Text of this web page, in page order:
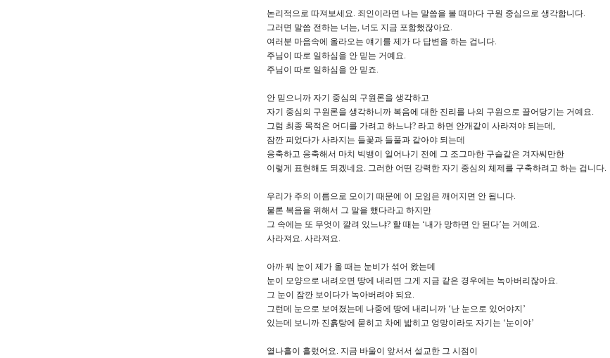
논리적으로 따져보세요. 죄인이라면 나는 말씀을 볼 때마다 구원 중심으로 생각합니다.
그러면 말씀 전하는 너는, 너도 지금 포함했잖아요.
여러분 마음속에 올라오는 얘기를 제가 다 답변을 하는 겁니다.
주님이 따로 일하심을 안 믿는 거예요.
주님이 따로 일하심을 안 믿죠.
안 믿으니까 자기 중심의 구원론을 생각하고
자기 중심의 구원론을 생각하니까 복음에 대한 진리를 나의 구원으로 끌어당기는 거예요.
그럼 최종 목적은 어디를 가려고 하느냐? 라고 하면 안개같이 사라져야 되는데,
잠깐 피었다가 사라지는 들꽃과 들풀과 같아야 되는데
응축하고 응축해서 마치 빅뱅이 일어나기 전에 그 조그마한 구슬같은 겨자씨만한
이렇게 표현해도 되겠네요. 그러한 어떤 강력한 자기 중심의 체제를 구축하려고 하는 겁니다.
우리가 주의 이름으로 모이기 때문에 이 모임은 깨어지면 안 됩니다.
물론 복음을 위해서 그 말을 했다라고 하지만
그 속에는 또 무엇이 깔려 있느냐? 할 때는 ‘내가 망하면 안 된다’는 거예요.
사라져요. 사라져요.
아까 뭐 눈이 제가 올 때는 눈비가 섞어 왔는데
눈이 모양으로 내려오면 땅에 내리면 그게 지금 같은 경우에는 녹아버리잖아요.
그 눈이 잠깐 보이다가 녹아버려야 되요.
그런데 눈으로 보여졌는데 나중에 땅에 내리니까 ‘난 눈으로 있어야지’
있는데 보니까 진흙탕에 묻히고 차에 밟히고 엉망이라도 자기는 ‘눈이야’
열나흘이 흘렀어요. 지금 바울이 앞서서 설교한 그 시점이